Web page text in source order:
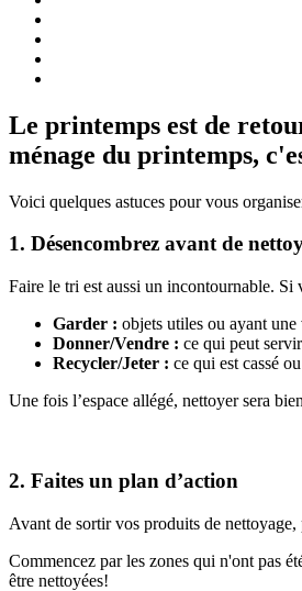
Le printemps est de
ménage du printemps,
Voici quelques astuces pour vous
1. Désencombrez avant de
Faire le tri est aussi un incontournable. Si
Garder : objets utiles ou ayant
Donner/Vendre : ce qui peut
Recycler/Jeter : ce qui est cassé
Une fois l’espace allégé, nettoyer sera
2. Faites un plan d’action
Avant de sortir vos produits de
Commencez par les zones qui n'ont pas
être nettoyées!